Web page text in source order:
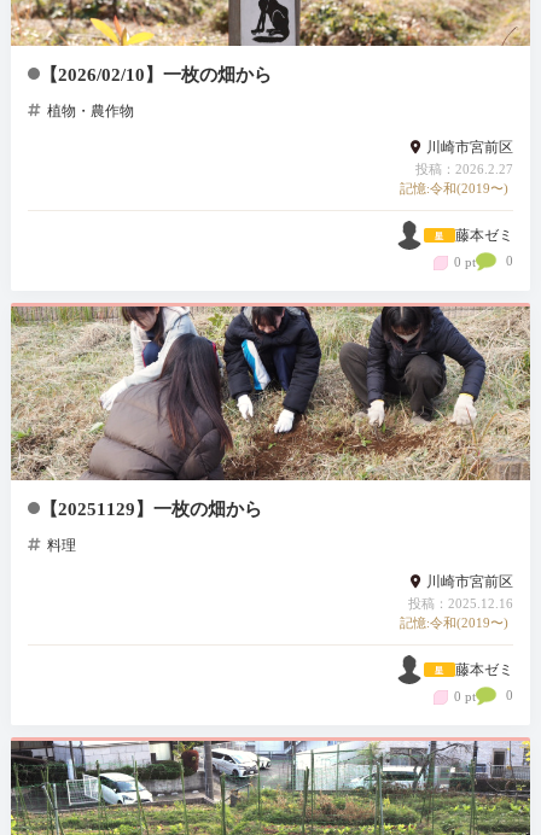
【2026/02/10】一枚の畑から
植物・農作物
川崎市宮前区
投稿：2026.2.27
記憶:令和(2019〜)
藤本ゼミ
0 pt 0
【20251129】一枚の畑から
料理
川崎市宮前区
投稿：2025.12.16
記憶:令和(2019〜)
藤本ゼミ
0 pt 0